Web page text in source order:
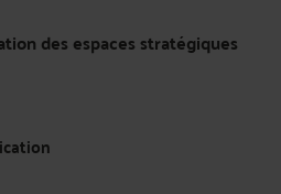
des espaces stratégiques